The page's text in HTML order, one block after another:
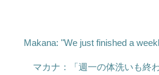
Makana: "We just finished a
マカナ：「週一の体洗いも終